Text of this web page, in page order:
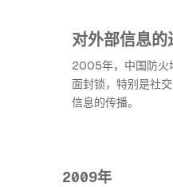
对外部信息的
2005年，中国防火
面封锁，特别是社
信息的传播。
2009年